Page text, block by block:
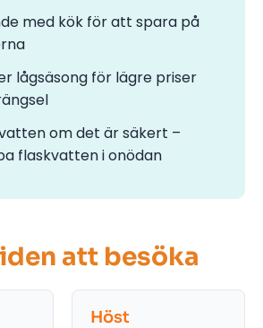
med kök för att spara på
lågsäsong för lägre priser
om det är säkert –
flaskvatten i onödan
att besöka
Höst